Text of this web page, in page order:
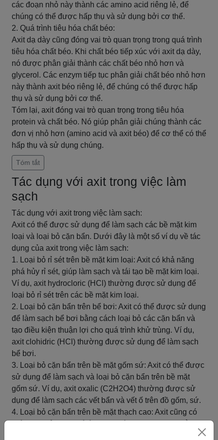
các đoạn nhỏ này thành các amino acid riêng lẻ, để
chúng có thể được hấp thụ và sử dụng bởi cơ thể.
2. Quá trình tiêu hóa chất béo:
Axit dạ dày cũng đóng vai trò quan trọng trong quá trình
tiêu hóa chất béo. Khi chất béo tiếp xúc với axit dạ dày,
nó được phân giải thành các chất béo nhỏ hơn và
glycerol. Các enzym tiếp tục phân giải chất béo nhỏ hơn
này thành axit béo riêng lẻ, để chúng có thể được hấp
thụ và sử dụng bởi cơ thể.
Tóm lại, axit đóng vai trò quan trọng trong tiêu hóa
protein và chất béo. Nó giúp phân giải chúng thành các
đơn vị nhỏ hơn (amino acid và axit béo) để cơ thể có thể
hấp thụ và sử dụng chúng.
Tóm tắt
Tác dụng với axit trong việc làm
sạch
Tác dụng với axit trong việc làm sạch:
Axit có thể được sử dụng để làm sạch các bề mặt kim
loại và loại bỏ cặn bẩn. Dưới đây là một số ví dụ về tác
dụng của axit trong việc làm sạch:
1. Loại bỏ rỉ sét trên bề mặt kim loại: Axit có khả năng
phá hủy rỉ sét, giúp làm sạch và tái tạo bề mặt kim loại.
Ví dụ, axit hydrocloric (HCl) thường được sử dụng để
loại bỏ rỉ sét trên các bề mặt kim loại.
2. Loại bỏ cặn bẩn trên bể bơi: Axit có thể được sử dụng
để làm sạch bể bơi bằng cách loại bỏ các cặn bẩn và
tạo điều kiện thuận lợi cho quá trình khử trùng. Ví dụ,
axit clohidric (HCl) thường được sử dụng để làm sạch
bể bơi.
3. Loại bỏ cặn bẩn trên bề mặt gốm sứ: Axit có thể được
sử dụng để làm sạch và loại bỏ cặn bẩn trên bề mặt
gốm sứ. Ví dụ, axit oxalic (C2H2O4) thường được sử
dụng để làm sạch các vết bẩn và vết ố trên đồ gốm, sứ.
4. Loại bỏ cặn bẩn trên bề mặt thạch cao: Axit cũng có
cách loại bỏ các cặn bẩn và vết bẩn. Ví dụ, axit sulfuric